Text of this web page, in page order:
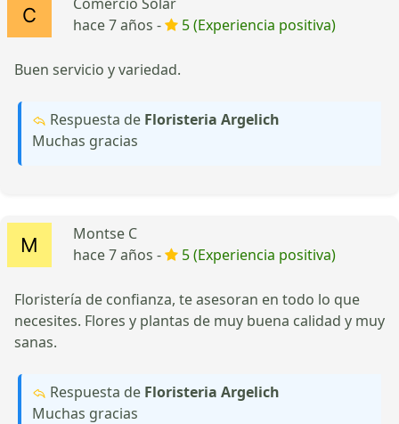
hace 7 años -
5 (Experiencia positiva)
Buen servicio y variedad.
Respuesta de Floristeria Argelich
Muchas gracias
Montse C
hace 7 años -
5 (Experiencia positiva)
Floristería de confianza, te asesoran en todo lo que
necesites. Flores y plantas de muy buena calidad y muy
sanas.
Respuesta de Floristeria Argelich
Muchas gracias